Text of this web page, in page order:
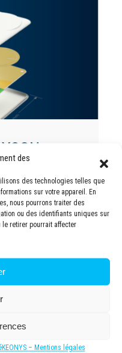
des
des technologies telles que
sur votre appareil. En
nous pourrons traiter des
ou des identifiants uniques sur
le retirer pourrait affecter
KEONYS – Mentions légales